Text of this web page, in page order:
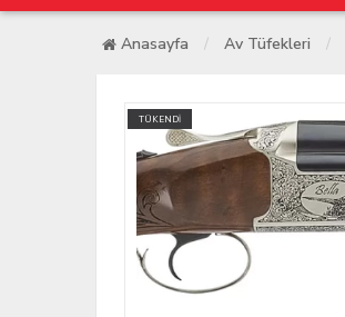
Anasayfa Av Tüfekleri
TÜKENDİ